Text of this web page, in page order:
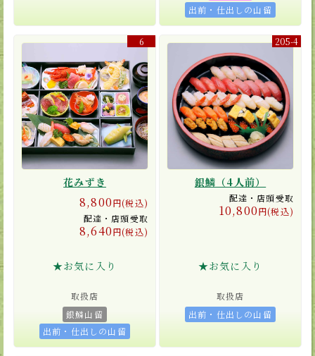
出前・仕出しの山留
6
花みずき
8,800円(税込)
配達・店頭受取
8,640円(税込)
★お気に入り
取扱店
銀鱗山留
出前・仕出しの山留
205-4
銀鱗（4人前）
配達・店頭受取
10,800円(税込)
★お気に入り
取扱店
出前・仕出しの山留